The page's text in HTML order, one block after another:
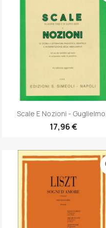
Anteprima
Scale E Nozioni - Guglielmo...
17,96 €